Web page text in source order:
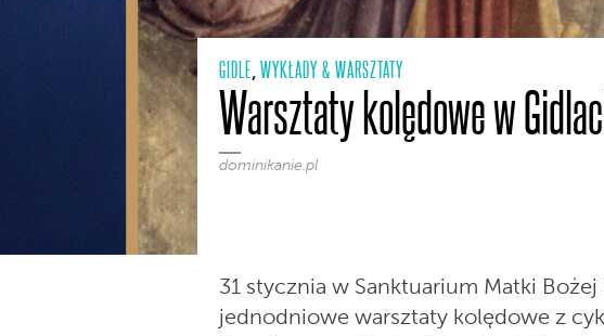
GIDLE, WYKŁADY & WARSZTATY
Warsztaty kolędowe w
dominikanie.pl
31 stycznia w Sanktuarium Matki
jednodniowe warsztaty kolędowe z